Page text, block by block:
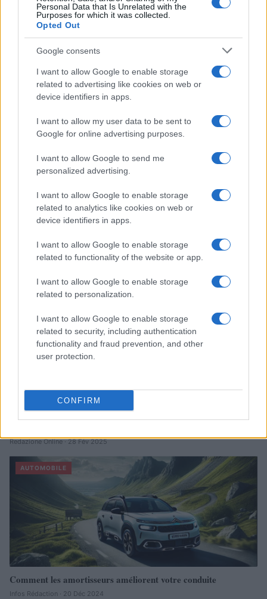
Personal Data that Is Unrelated with the
Purposes for which it was collected.
Opted Out
Google consents
I want to allow Google to enable storage
related to advertising like cookies on web or
device identifiers in apps.
I want to allow my user data to be sent to
Google for online advertising purposes.
I want to allow Google to send me
personalized advertising.
I want to allow Google to enable storage
related to analytics like cookies on web or
device identifiers in apps.
I want to allow Google to enable storage
related to functionality of the website or app.
I want to allow Google to enable storage
related to personalization.
I want to allow Google to enable storage
related to security, including authentication
functionality and fraud prevention, and other
user protection.
CONFIRM
À lire aussi
AUTOMOBILE
facture
Infos Rédaction · 27 Août 2025
AUTOMOBILE
Sécurité Des Véhicules: 4 Caractéristiques Que Chaque
Redazione Online · 28 Fév 2025
AUTOMOBILE
Comment les amortisseurs améliorent votre conduite
Infos Rédaction · 20 Déc 2024